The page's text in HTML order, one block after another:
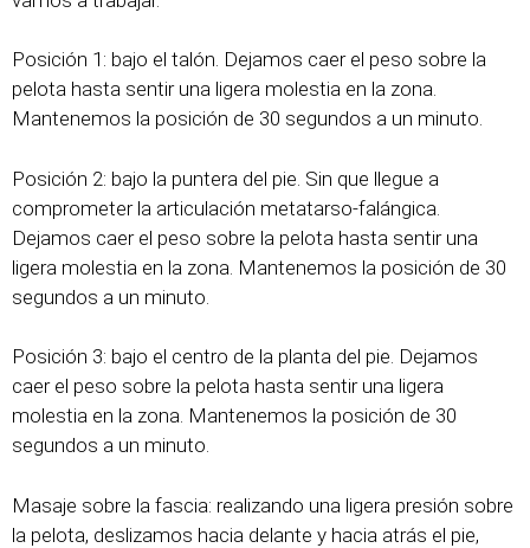
Posición 1: bajo el talón. Dejamos caer el peso sobre la
pelota hasta sentir una ligera molestia en la zona.
Mantenemos la posición de 30 segundos a un minuto.
Posición 2: bajo la puntera del pie. Sin que llegue a
comprometer la articulación metatarso-falángica.
Dejamos caer el peso sobre la pelota hasta sentir una
ligera molestia en la zona. Mantenemos la posición de 30
segundos a un minuto.
Posición 3: bajo el centro de la planta del pie. Dejamos
caer el peso sobre la pelota hasta sentir una ligera
molestia en la zona. Mantenemos la posición de 30
segundos a un minuto.
Masaje sobre la fascia: realizando una ligera presión sobre
la pelota, deslizamos hacia delante y hacia atrás el pie,